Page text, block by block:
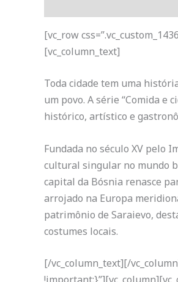
[vc_row
[vc_column_text]
Toda cidade tem uma
um povo. A série “Comida e
histórico, artístico e
Fundada no século XV pelo
cultural singular no mundo
capital da Bósnia renasce
arrojado na Europa
patrimônio de Saraievo,
costumes locais.
[/vc_column_text][/